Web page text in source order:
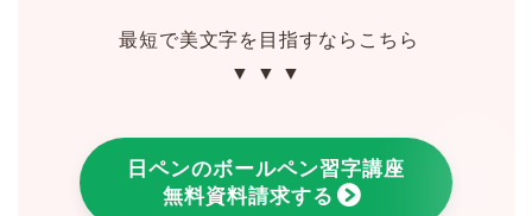
最短で美文字を目指すならこちら
▼ ▼ ▼
日ペンのボールペン習字講座
無料資料請求する